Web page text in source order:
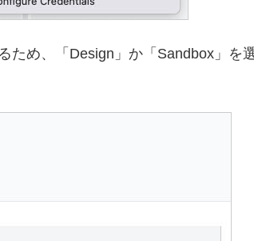
ため、「Design」か「Sandbox」を